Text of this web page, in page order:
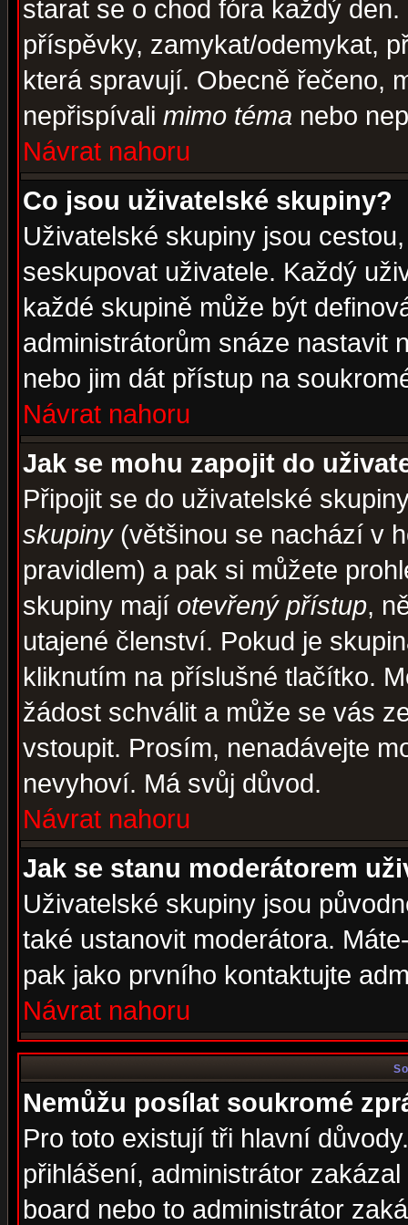
starat se o chod fóra každý
příspěvky, zamykat/odemykat,
která spravují. Obecně řečeno,
nepřispívali mimo téma nebo
Návrat nahoru
Co jsou uživatelské skupiny?
Uživatelské skupiny jsou
seskupovat uživatele. Každý
každé skupině může být
administrátorům snáze nastavit
nebo jim dát přístup na
Návrat nahoru
Jak se mohu zapojit do
Připojit se do uživatelské
skupiny(většinou se nachází v
pravidlem) a pak si můžete
skupiny mají otevřený přístup,
utajené členství. Pokud je
kliknutím na příslušné tlačítko.
žádost schválit a může se vás
vstoupit. Prosím, nenadávejte
nevyhoví. Má svůj důvod.
Návrat nahoru
Jak se stanu moderátorem
Uživatelské skupiny jsou
také ustanovit moderátora.
pak jako prvního kontaktujte
Návrat nahoru
Nemůžu posílat soukromé
Pro toto existují tři hlavní
přihlášení, administrátor
board nebo to administrátor